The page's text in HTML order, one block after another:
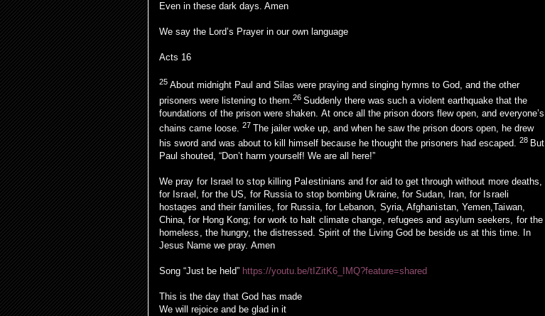
Even in these dark days. Amen
We say the Lord’s Prayer in our own language
Acts 16
25 About midnight Paul and Silas were praying and singing hymns to God, and the other
prisoners were listening to them. 26 Suddenly there was such a violent earthquake that the
foundations of the prison were shaken. At once all the prison doors flew open, and everyone’s
chains came loose.
27 The jailer woke up, and when he saw the prison doors open, he drew
his sword and was about to kill himself because he thought the prisoners had escaped. 28 But
Paul shouted, “Don’t harm yourself! We are all here!”
We pray for Israel to stop killing Palestinians and for aid to get through without more deaths,
for Israel, for the US, for Russia to stop bombing Ukraine, for Sudan, Iran, for Israeli
hostages and their families, for Russia, for Lebanon, Syria, Afghanistan, Yemen,Taiwan,
China, for Hong Kong; for work to halt climate change, refugees and asylum seekers, for the
homeless, the hungry, the distressed. Spirit of the Living God be beside us at this time. In
Jesus Name we pray. Amen
Song “Just be held” https://youtu.be/tIZitK6_IMQ?feature=shared
This is the day that God has made
We will rejoice and be glad in it